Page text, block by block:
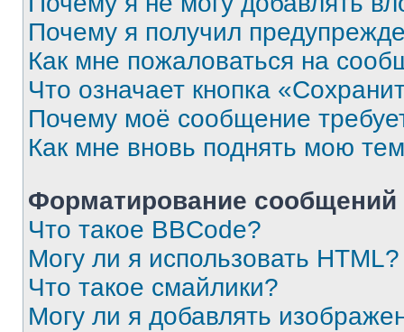
Почему я получил
Как мне пожаловаться на
Что означает кнопка
Почему моё сообщение
Как мне вновь поднять мою
Форматирование
Что такое BBCode?
Могу ли я использовать HTML?
Что такое смайлики?
Могу ли я добавлять